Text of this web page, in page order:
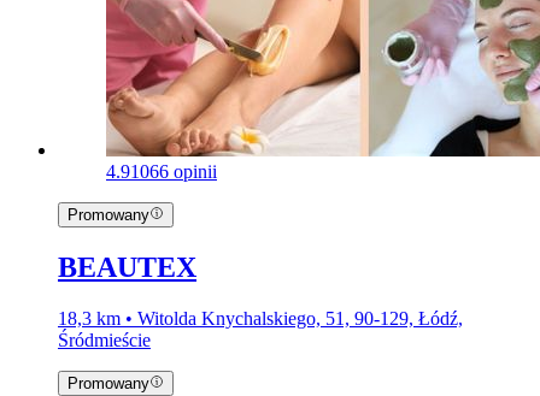
4.91066 opinii
Promowany
BEAUTEX
18,3 km • Witolda Knychalskiego, 51, 90-129, Łódź,
Śródmieście
Promowany